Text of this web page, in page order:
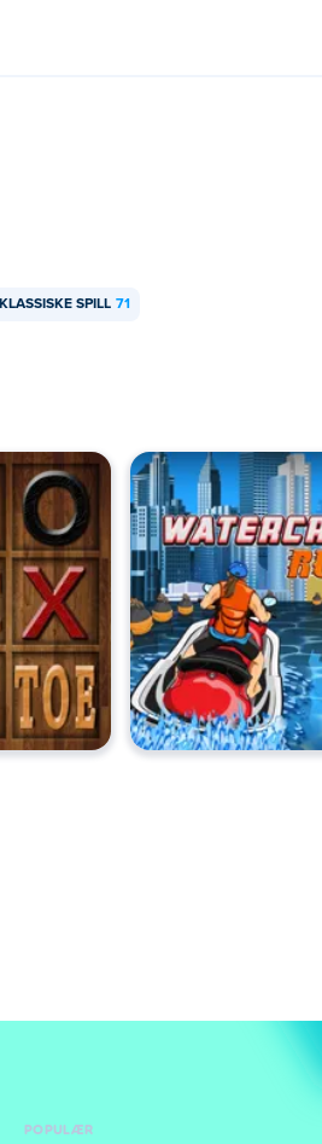
KLASSISKE SPILL 71
POPULÆR